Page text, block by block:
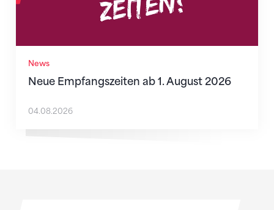
News
Neue Empfangszeiten ab 1. August 2026
04.08.2026